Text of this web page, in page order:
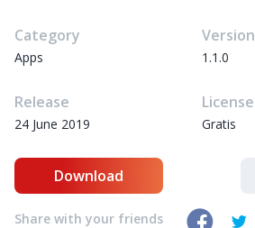
Category
Apps
Version
1.1.0
Release
24 June 2019
License
Gratis
Download
Share with your friends